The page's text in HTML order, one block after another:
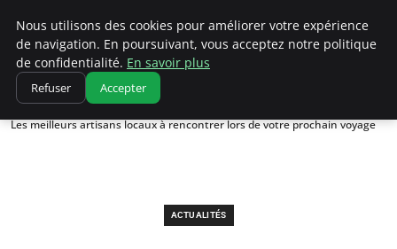
Correze Co
Accueil
Actualités
Les meilleurs artisans locaux à rencontrer lors de votre prochain voyage
ACTUALITÉS
Nous utilisons des cookies pour améliorer votre expérience
de navigation. En poursuivant, vous acceptez notre politique
de confidentialité. En savoir plus
Refuser Accepter